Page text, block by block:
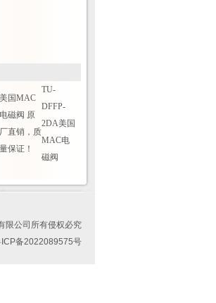
美国MAC
电磁阀 原
厂直销，质
量保证！
TU-
DFFP-
2DA美国
MAC电
磁阀
限公司所有侵权必究
ICP备2022089575号